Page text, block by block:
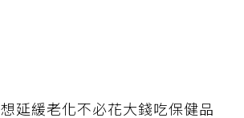
想延緩老化不必花大錢吃保健品